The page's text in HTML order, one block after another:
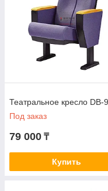
Театральное кресло DB-
Под заказ
79 000 ₸
Купить